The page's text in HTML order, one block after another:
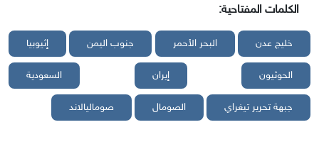
الكلمات المفتاحية:
خليج عدن البحر الأحمر جنوب اليمن إثيوبيا
الحوثيون إيران السعودية
جبهة تحرير تيغراي الصومال صوماليالاند